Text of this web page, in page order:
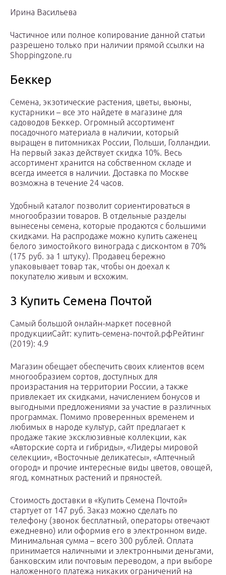
Ирина Васильева
Частичное или полное копирование данной статьи
разрешено только при наличии прямой ссылки на
Shoppingzone.ru
Беккер
Семена, экзотические растения, цветы, вьюны,
кустарники – все это найдете в магазине для
садоводов Беккер. Огромный ассортимент
посадочного материала в наличии, который
выращен в питомниках России, Польши, Голландии.
На первый заказ действует скидка 10%. Весь
ассортимент хранится на собственном складе и
всегда имеется в наличии. Доставка по Москве
возможна в течение 24 часов.
Удобный каталог позволит сориентироваться в
многообразии товаров. В отдельные разделы
вынесены семена, которые продаются с большими
скидками. На распродаже можно купить саженец
белого зимостойкого винограда с дисконтом в 70%
(175 руб. за 1 штуку). Продавец бережно
упаковывает товар так, чтобы он доехал к
покупателю живым и всхожим.
3 Купить Семена Почтой
Самый большой онлайн-маркет посевной
продукцииСайт: купить-семена-почтой.рфРейтинг
(2019): 4.9
Магазин обещает обеспечить своих клиентов всем
многообразием сортов, доступных для
произрастания на территории России, а также
привлекает их скидками, начислением бонусов и
выгодными предложениями за участие в различных
программах. Помимо проверенных временем и
любимых в народе культур, сайт предлагает к
продаже такие эксклюзивные коллекции, как
«Авторские сорта и гибриды», «Лидеры мировой
селекции», «Восточные деликатесы», «Аптечный
огород» и прочие интересные виды цветов, овощей,
ягод, комнатных растений и пряностей.
Стоимость доставки в «Купить Семена Почтой»
стартует от 147 руб. Заказ можно сделать по
телефону (звонок бесплатный, операторы отвечают
ежедневно) или оформив его в электронном виде.
Минимальная сумма – всего 300 рублей. Оплата
принимается наличными и электронными деньгами,
банковским или почтовым переводом, а при выборе
наложенного платежа никаких ограничений на